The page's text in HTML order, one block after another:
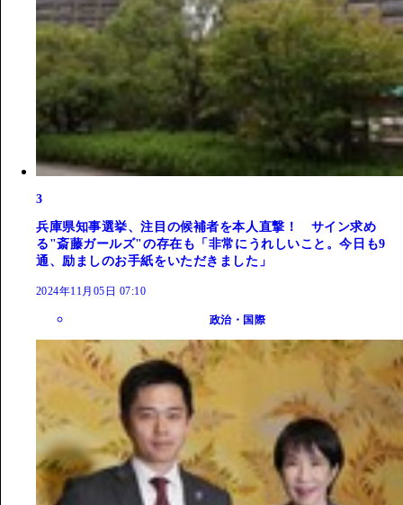
3
兵庫県知事選挙、注目の候補者を本人直撃！ サイン求め
る"斎藤ガールズ"の存在も「非常にうれしいこと。今日も9
通、励ましのお手紙をいただきました」
2024年11月05日 07:10
政治・国際